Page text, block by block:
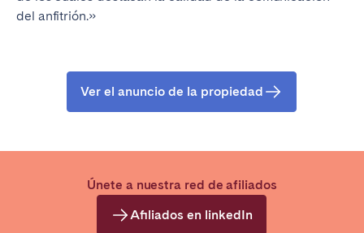
del anfitrión.»
Ver el anuncio de la propiedad
Únete a nuestra red de afiliados
Afiliados en linkedIn